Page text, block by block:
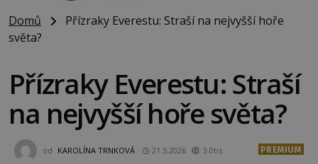
Domů
Přízraky Everestu: Straší na nejvyšší hoře
světa?
Přízraky Everestu: Straší
na nejvyšší hoře světa?
od KAROLÍNA TRNKOVÁ 21.5.2026 3.0tis PREMIUM